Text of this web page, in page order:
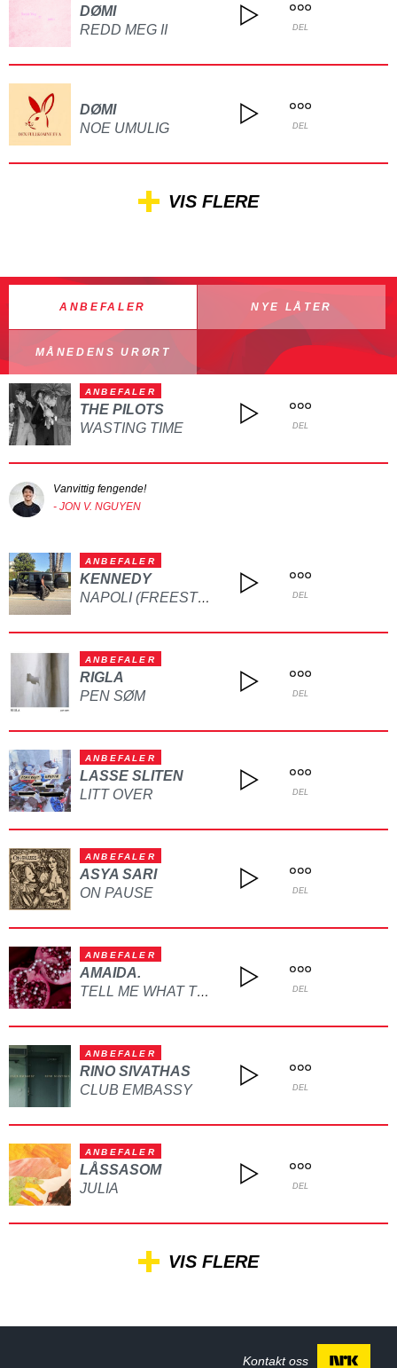
DØMI
REDD MEG II
DEL
DØMI
NOE UMULIG
DEL
VIS FLERE
ANBEFALER NYE LÅTER
MÅNEDENS URØRT
ANBEFALER
THE PILOTS
WASTING TIME
DEL
Vanvittig fengende!
- JON V. NGUYEN
ANBEFALER
KENNEDY
NAPOLI (FREESTYLE) DEL
ANBEFALER
RIGLA
PEN SØM
DEL
ANBEFALER
LASSE SLITEN
LITT OVER
DEL
ANBEFALER
ASYA SARI
ON PAUSE
DEL
ANBEFALER
AMAIDA.
TELL ME WHAT TO DO DEL
ANBEFALER
RINO SIVATHAS
CLUB EMBASSY
DEL
ANBEFALER
LÅSSASOM
JULIA
DEL
VIS FLERE
Kontakt oss